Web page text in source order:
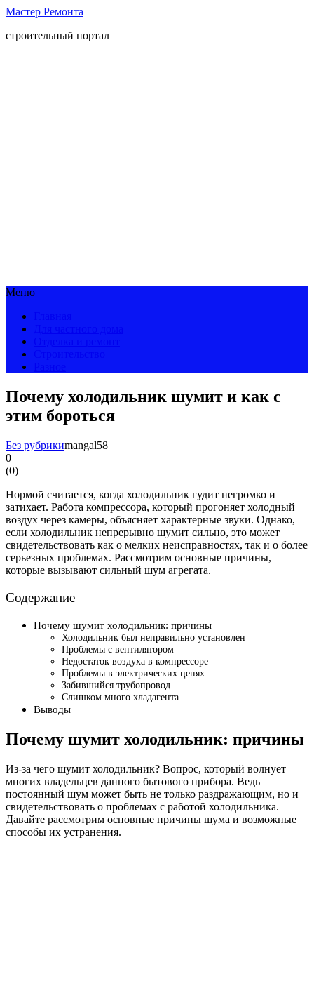
Мастер Ремонта
строительный портал
Меню
Почему холодильник шумит и как с
этим бороться
Без рубрикиmangal58
0
(0)
Нормой считается, когда холодильник гудит негромко и
затихает. Работа компрессора, который прогоняет холодный
воздух через камеры, объясняет характерные звуки. Однако,
если холодильник непрерывно шумит сильно, это может
свидетельствовать как о мелких неисправностях, так и о более
серьезных проблемах. Рассмотрим основные причины,
которые вызывают сильный шум агрегата.
Содержание
Почему шумит холодильник: причины
Холодильник был неправильно установлен
Проблемы с вентилятором
Недостаток воздуха в компрессоре
Проблемы в электрических цепях
Забившийся трубопровод
Слишком много хладагента
Выводы
Почему шумит холодильник: причины
Из-за чего шумит холодильник? Вопрос, который волнует
многих владельцев данного бытового прибора. Ведь
постоянный шум может быть не только раздражающим, но и
свидетельствовать о проблемах с работой холодильника.
Давайте рассмотрим основные причины шума и возможные
способы их устранения.